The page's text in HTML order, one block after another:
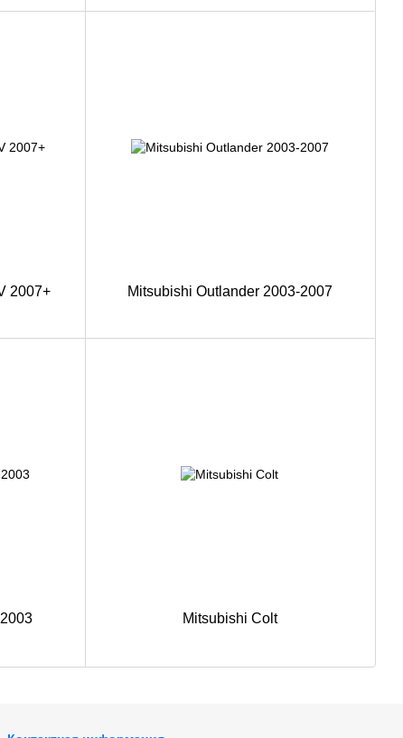
2007+ Mitsubishi Outlander 2003-2007
Mitsubishi Colt